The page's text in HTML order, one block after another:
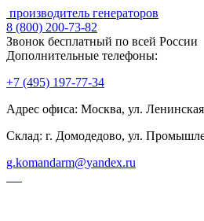
производитель генераторов
8 (800) 200-73-82
Звонок бесплатный по всей России
Дополнительные телефоны:
+7 (495) 197-77-34
Адрес офиса: Москва, ул.
Склад: г. Домодедово, ул.
g.komandarm@yandex.ru